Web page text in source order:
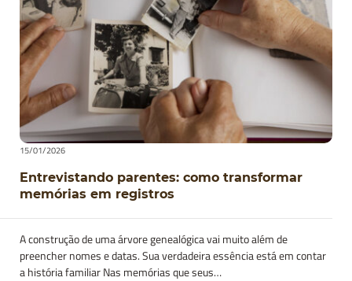
15/01/2026
Entrevistando parentes: como transformar
memórias em registros
A construção de uma árvore genealógica vai muito além de
preencher nomes e datas. Sua verdadeira essência está em contar
a história familiar Nas memórias que seus…